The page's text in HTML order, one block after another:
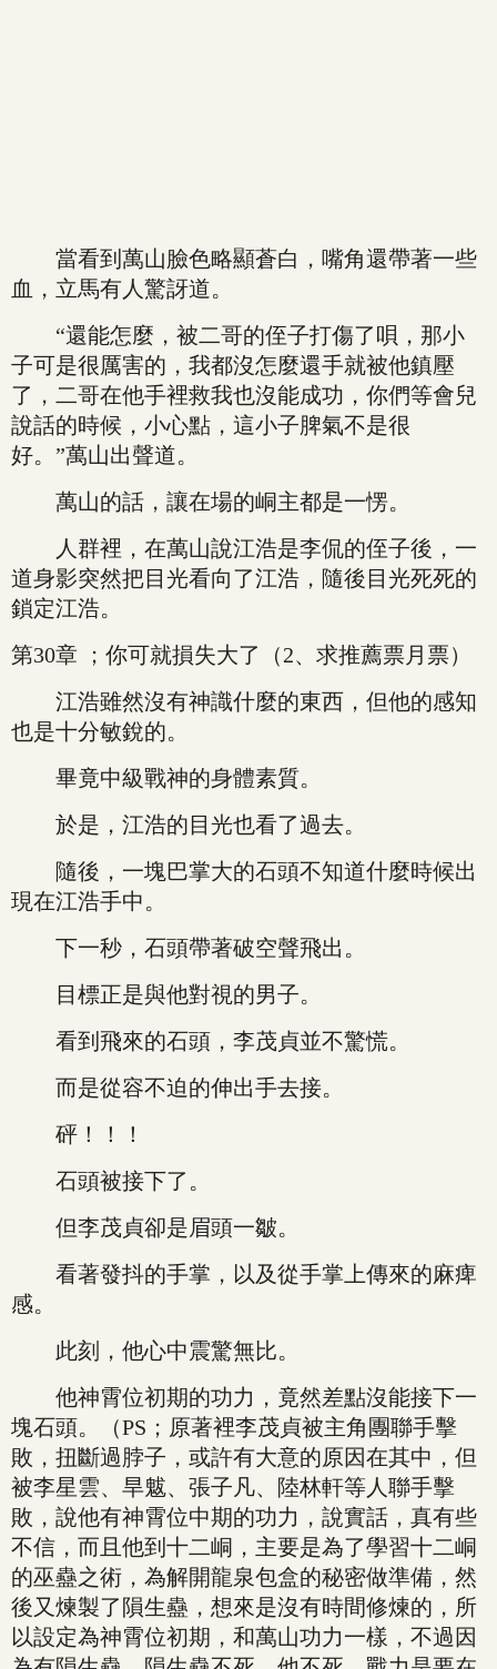
當看到萬山臉色略顯蒼白，嘴角還帶著一些
血，立馬有人驚訝道。
“還能怎麼，被二哥的侄子打傷了唄，那小
子可是很厲害的，我都沒怎麼還手就被他鎮壓
了，二哥在他手裡救我也沒能成功，你們等會兒
說話的時候，小心點，這小子脾氣不是很
好。”萬山出聲道。
萬山的話，讓在場的峒主都是一愣。
人群裡，在萬山說江浩是李侃的侄子後，一
道身影突然把目光看向了江浩，隨後目光死死的
鎖定江浩。
第30章 ；你可就損失大了（2、求推薦票月票）
江浩雖然沒有神識什麼的東西，但他的感知
也是十分敏銳的。
畢竟中級戰神的身體素質。
於是，江浩的目光也看了過去。
隨後，一塊巴掌大的石頭不知道什麼時候出
現在江浩手中。
下一秒，石頭帶著破空聲飛出。
目標正是與他對視的男子。
看到飛來的石頭，李茂貞並不驚慌。
而是從容不迫的伸出手去接。
砰！！！
石頭被接下了。
但李茂貞卻是眉頭一皺。
看著發抖的手掌，以及從手掌上傳來的麻痺
感。
此刻，他心中震驚無比。
他神霄位初期的功力，竟然差點沒能接下一
塊石頭。（PS；原著裡李茂貞被主角團聯手擊
敗，扭斷過脖子，或許有大意的原因在其中，但
被李星雲、旱魃、張子凡、陸林軒等人聯手擊
敗，說他有神霄位中期的功力，說實話，真有些
不信，而且他到十二峒，主要是為了學習十二峒
的巫蠱之術，為解開龍泉包盒的秘密做準備，然
後又煉製了隕生蠱，想來是沒有時間修煉的，所
以設定為神霄位初期，和萬山功力一樣，不過因